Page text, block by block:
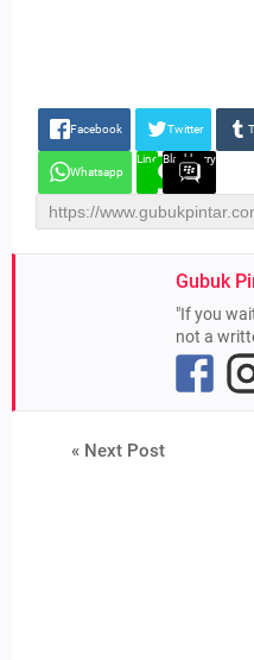
Facebook Twitter
Whatsapp
Line Blackberry
Gubuk
"If you
not a
« Next Post